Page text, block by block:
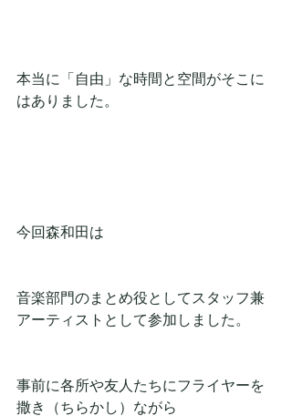
本当に「自由」な時間と空間がそこに
はありました。
今回森和田は
音楽部門のまとめ役としてスタッフ兼
アーティストとして参加しました。
事前に各所や友人たちにフライヤーを
撒き（ちらかし）ながら